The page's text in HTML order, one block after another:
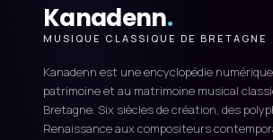
Kanadenn.
MUSIQUE CLASSIQUE DE BRETAGNE
Kanadenn est une encyclopédie
patrimoine et au matrimoine musical
Bretagne. Six siècles de création, des
Renaissance aux compositeurs